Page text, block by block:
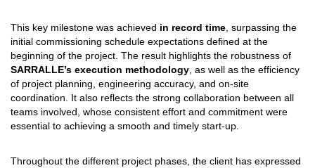
This key milestone was achieved in record time , surpassing the
initial commissioning schedule expectations defined at the
beginning of the project. The result highlights the robustness of
SARRALLE’s execution methodology , as well as the efficiency
of project planning, engineering accuracy, and on-site
coordination. It also reflects the strong collaboration between all
teams involved, whose consistent effort and commitment were
essential to achieving a smooth and timely start-up.
Throughout the different project phases, the client has expressed